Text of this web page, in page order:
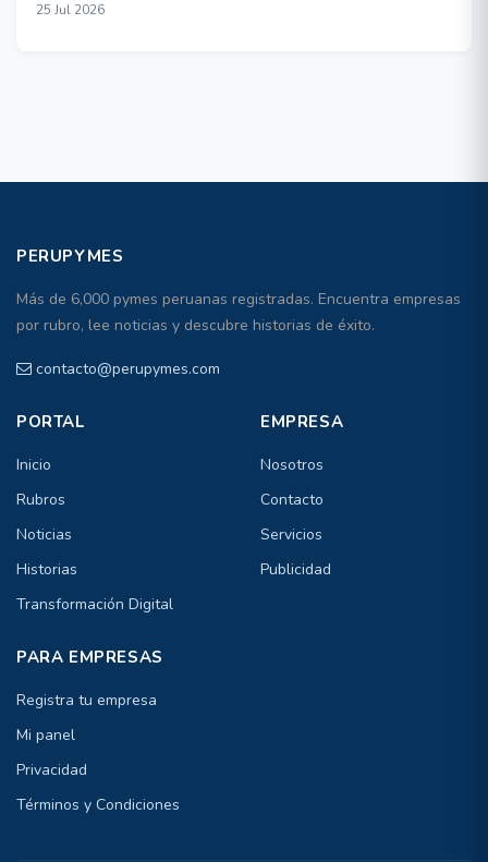
25 Jul 2026
PERUPYMES
Más de 6,000 pymes peruanas registradas. Encuentra empresas
por rubro, lee noticias y descubre historias de éxito.
contacto@perupymes.com
PORTAL
Inicio
Rubros
Noticias
Historias
Transformación Digital
EMPRESA
Nosotros
Contacto
Servicios
Publicidad
PARA EMPRESAS
Registra tu empresa
Mi panel
Privacidad
Términos y Condiciones